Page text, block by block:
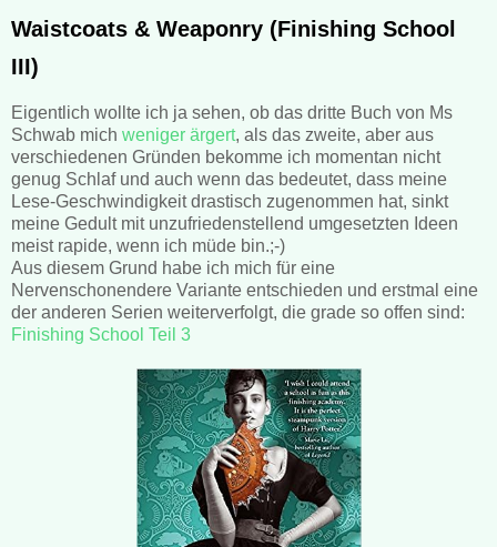
Waistcoats & Weaponry (Finishing School
III)
Eigentlich wollte ich ja sehen, ob das dritte Buch von Ms
Schwab mich weniger ärgert, als das zweite, aber aus
verschiedenen Gründen bekomme ich momentan nicht
genug Schlaf und auch wenn das bedeutet, dass meine
Lese-Geschwindigkeit drastisch zugenommen hat, sinkt
meine Gedult mit unzufriedenstellend umgesetzten Ideen
meist rapide, wenn ich müde bin.;-)
Aus diesem Grund habe ich mich für eine
Nervenschonendere Variante entschieden und erstmal eine
der anderen Serien weiterverfolgt, die grade so offen sind:
Finishing School Teil 3